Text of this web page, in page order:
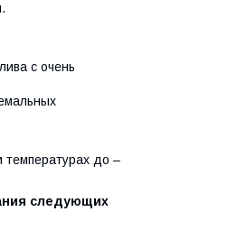
с очень
температурах до –
следующих